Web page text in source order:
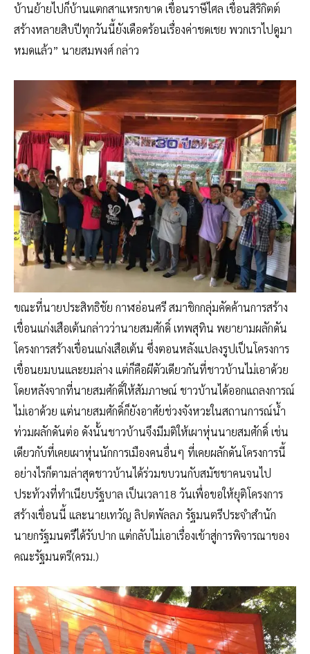
บ้านย้ายไปก็บ้านแตกสาแหรกขาด เขื่อนราษีไศล เขื่อนสิริกิตต์
สร้างหลายสิบปีทุกวันนี้ยังเดือดร้อนเรื่องค่าชดเชย พวกเราไปดูมา
หมดแล้ว” นายสมพงศ์ กล่าว
ขณะที่นายประสิทธิชัย กาฬอ่อนศรี สมาชิกกลุ่มคัดค้านการสร้าง
เขื่อนแก่งเสือเต้นกล่าวว่านายสมศักดิ์ เทพสุทิน พยายามผลักดัน
โครงการสร้างเขื่อนแก่งเสือเต้น ซึ่งตอนหลังแปลงรูปเป็นโครงการ
เขื่อนยมบนและยมล่าง แต่ก็คือผีตัวเดียวกันที่ชาวบ้านไม่เอาด้วย
โดยหลังจากที่นายสมศักดิ์ให้สัมภาษณ์ ชาวบ้านได้ออกแถลงการณ์
ไม่เอาด้วย แต่นายสมศักดิ์ก็ยังอาศัยช่วงจังหวะในสถานการณ์น้ำ
ท่วมผลักดันต่อ ดังนั้นชาวบ้านจึงมีมติให้เผาหุ่นนายสมศักดิ์ เช่น
เดียวกับที่เคยเผาหุ่นนักการเมืองคนอื่นๆ ที่เคยผลักดันโครงการนี้
อย่างไรก็ตามล่าสุดชาวบ้านได้ร่วมขบวนกับสมัชชาคนจนไป
ประท้วงที่ทำเนียบรัฐบาล เป็นเวลา18 วันเพื่อขอให้ยุติโครงการ
สร้างเขื่อนนี้ และนายเทวัญ ลิปตพัลลภ รัฐมนตรีประจำสำนัก
นายกรัฐมนตรีได้รับปาก แต่กลับไม่เอาเรื่องเข้าสู่การพิจารณาของ
คณะรัฐมนตรี(ครม.)